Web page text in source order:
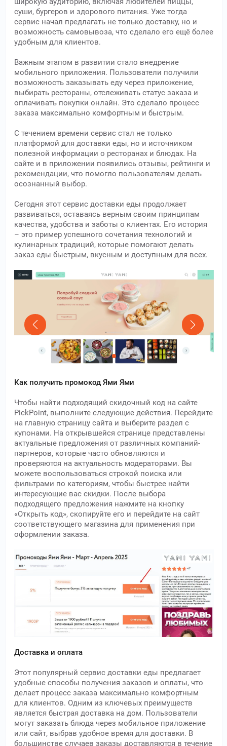
суши, бургеров и здорового питания. Уже тогда
сервис начал предлагать не только доставку, но и
возможность самовывоза, что сделало его ещё более
удобным для клиентов.
Важным этапом в развитии стало внедрение
мобильного приложения. Пользователи получили
возможность заказывать еду через приложение,
выбирать рестораны, отслеживать статус заказа и
оплачивать покупки онлайн. Это сделало процесс
заказа максимально комфортным и быстрым.
С течением времени сервис стал не только
платформой для доставки еды, но и источником
полезной информации о ресторанах и блюдах. На
сайте и в приложении появились отзывы, рейтинги и
рекомендации, что помогло пользователям делать
осознанный выбор.
Сегодня этот сервис доставки еды продолжает
развиваться, оставаясь верным своим принципам
качества, удобства и заботы о клиентах. Его история
– это пример успешного сочетания технологий и
кулинарных традиций, которые помогают делать
заказ еды быстрым, вкусным и доступным для всех.
Как получить промокод Ями Ями
Чтобы найти подходящий скидочный код на сайте
PickPoint, выполните следующие действия. Перейдите
на главную страницу сайта и выберите раздел с
купонами. На открывшейся странице представлены
актуальные предложения от различных компаний-
партнеров, которые часто обновляются и
проверяются на актуальность модераторами. Вы
можете воспользоваться строкой поиска или
фильтрами по категориям, чтобы быстрее найти
интересующие вас скидки. После выбора
подходящего предложения нажмите на кнопку
«Открыть код», скопируйте его и перейдите на сайт
соответствующего магазина для применения при
оформлении заказа.
Доставка и оплата
Этот популярный сервис доставки еды предлагает
удобные способы получения заказов и оплаты, что
делает процесс заказа максимально комфортным
для клиентов. Одним из ключевых преимуществ
является быстрая доставка на дом. Пользователи
могут заказать блюда через мобильное приложение
или сайт, выбрав удобное время для доставки. В
большинстве случаев заказы доставляются в течение